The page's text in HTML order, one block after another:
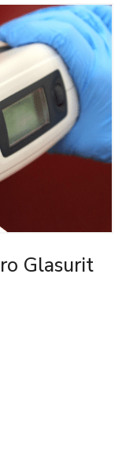
Glasurit